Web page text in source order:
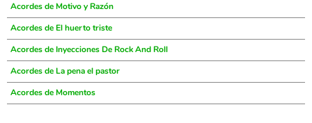
Acordes de Motivo y Razón
Acordes de El huerto triste
Acordes de Inyecciones De Rock And Roll
Acordes de La pena el pastor
Acordes de Momentos